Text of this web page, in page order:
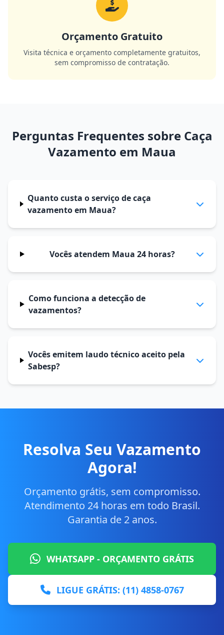
Orçamento Gratuito
Visita técnica e orçamento completamente gratuitos,
sem compromisso de contratação.
Perguntas Frequentes sobre Caça
Vazamento em Maua
Quanto custa o serviço de caça
vazamento em Maua?
Vocês atendem Maua 24 horas?
Como funciona a detecção de
vazamentos?
Vocês emitem laudo técnico aceito pela
Sabesp?
Resolva Seu Vazamento
Agora!
Orçamento grátis, sem compromisso.
Atendimento 24 horas em todo Brasil.
Garantia de 2 anos.
WHATSAPP - ORÇAMENTO GRÁTIS
LIGUE GRÁTIS: (11) 4858-0767